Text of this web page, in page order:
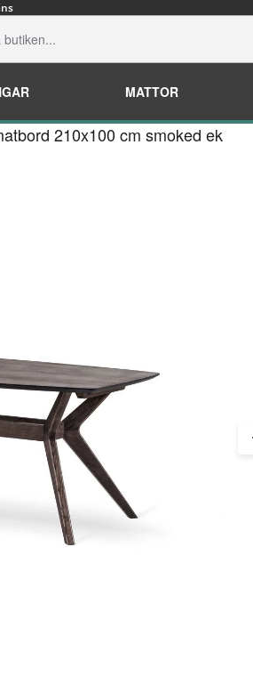
MATTOR
210x100 cm smoked ek